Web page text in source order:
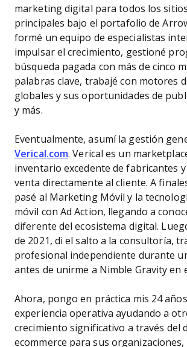
marketing digital para todos los
principales bajo el portafolio de
formé un equipo de especialistas
impulsar el crecimiento, gestioné
búsqueda pagada con más de cinco
palabras clave, trabajé con motores
globales y sus oportunidades de
y más.
Eventualmente, asumí la gestión
Verical.com. Verical es un
inventario excedente de fabricantes
venta directamente al cliente. A
pasé al Marketing Móvil y la
móvil con Ad Action, llegando a
diferente del ecosistema digital.
de 2021, di el salto a la consultoría,
profesional independiente durante
antes de unirme a Nimble Gravity en
Ahora, pongo en práctica mis 24
experiencia operativa ayudando a
crecimiento significativo a través del
ecommerce para sus organizaciones,